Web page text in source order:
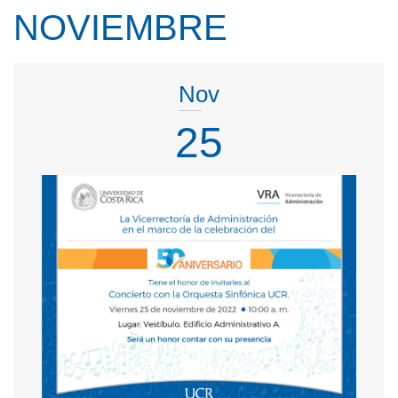
NOVIEMBRE
Nov
25